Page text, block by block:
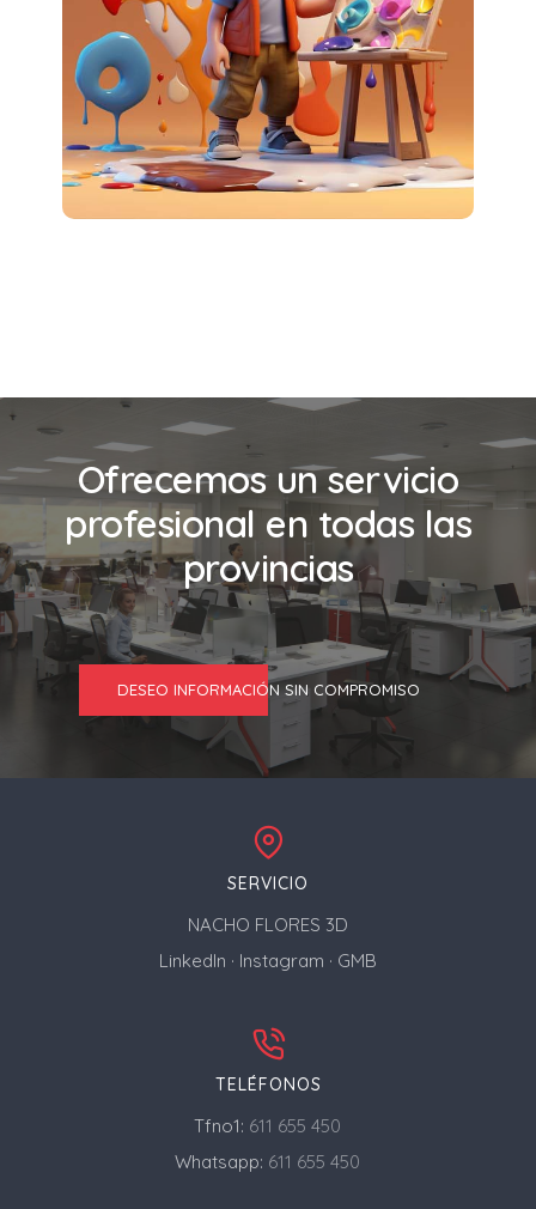
Ofrecemos un servicio
profesional en todas las
provincias
DESEO INFORMACIÓN SIN COMPROMISO
SERVICIO
NACHO FLORES 3D
LinkedIn · Instagram · GMB
TELÉFONOS
Tfno1: 611 655 450
Whatsapp: 611 655 450